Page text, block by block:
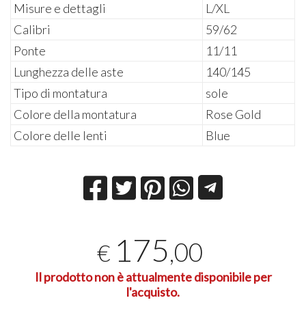
Misure e dettagli
L/XL
Calibri
59/62
Ponte
11/11
Lunghezza delle aste
140/145
Tipo di montatura
sole
Colore della montatura
Rose Gold
Colore delle lenti
Blue
€ 175,00
Il prodotto non è attualmente disponibile per
l'acquisto.